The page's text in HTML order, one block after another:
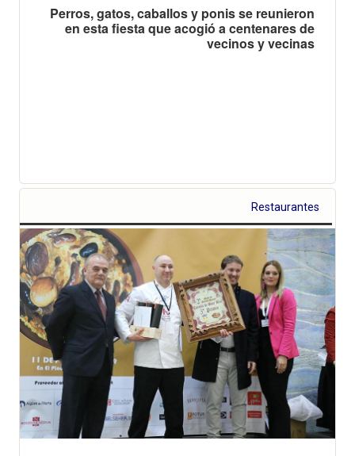
Perros, gatos, caballos y ponis se reunieron
en esta fiesta que acogió a centenares de
vecinos y vecinas
Restaurantes